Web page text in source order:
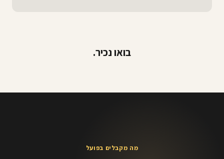
בואו נכיר.
מה מקבלים בפועל